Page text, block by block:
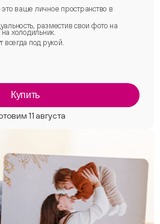
ваше личное пространство в
разместив свои фото на
холодильник.
всегда под рукой.
Купить